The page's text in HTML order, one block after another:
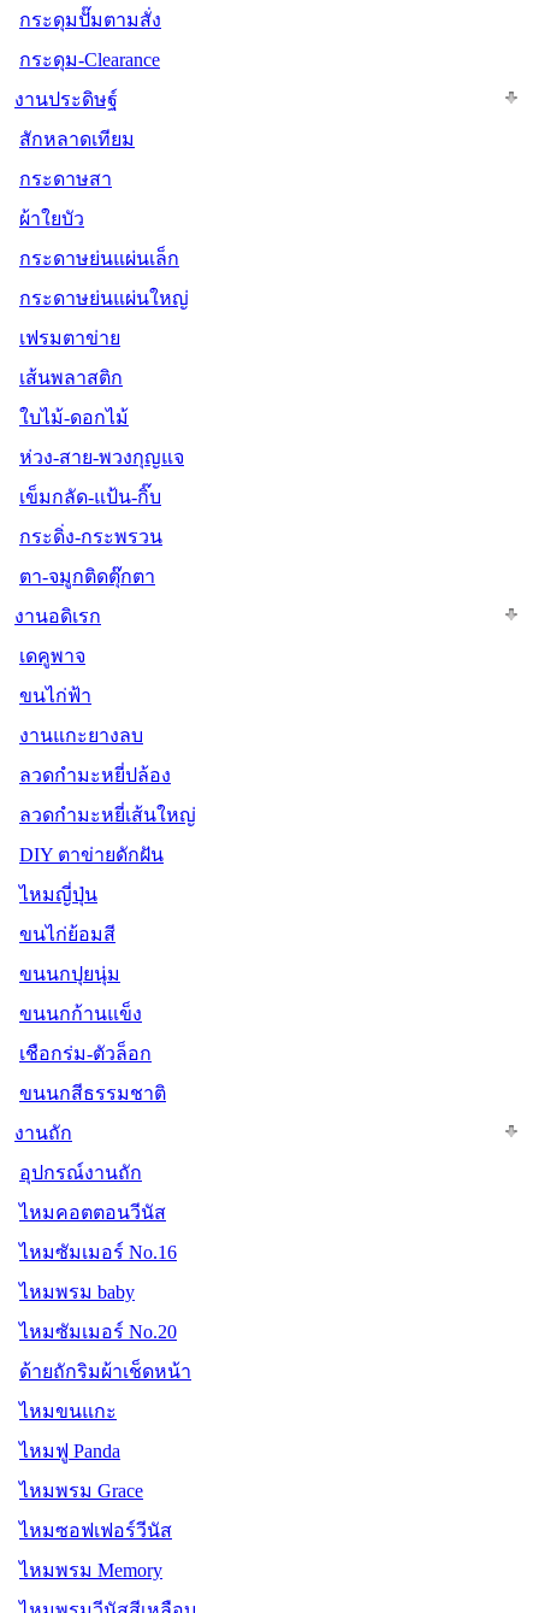
กระดุมปั๊มตามสั่ง
กระดุม-Clearance
งานประดิษฐ์
สักหลาดเทียม
กระดาษสา
ผ้าใยบัว
กระดาษย่นแผ่นเล็ก
กระดาษย่นแผ่นใหญ่
เฟรมตาข่าย
เส้นพลาสติก
ใบไม้-ดอกไม้
ห่วง-สาย-พวงกุญแจ
เข็มกลัด-แป้น-กิ๊บ
กระดิ่ง-กระพรวน
ตา-จมูกติดตุ๊กตา
งานอดิเรก
เดคูพาจ
ขนไก่ฟ้า
งานแกะยางลบ
ลวดกำมะหยี่ปล้อง
ลวดกำมะหยี่เส้นใหญ่
DIY ตาข่ายดักฝัน
ไหมญี่ปุ่น
ขนไก่ย้อมสี
ขนนกปุยนุ่ม
ขนนกก้านแข็ง
เชือกร่ม-ตัวล็อก
ขนนกสีธรรมชาติ
งานถัก
อุปกรณ์งานถัก
ไหมคอตตอนวีนัส
ไหมซัมเมอร์ No.16
ไหมพรม baby
ไหมซัมเมอร์ No.20
ด้ายถักริมผ้าเช็ดหน้า
ไหมขนแกะ
ไหมฟู Panda
ไหมพรม Grace
ไหมซอฟเฟอร์วีนัส
ไหมพรม Memory